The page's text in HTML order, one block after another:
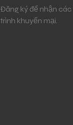
Đăng ký để nhận
trình khuyến mại.